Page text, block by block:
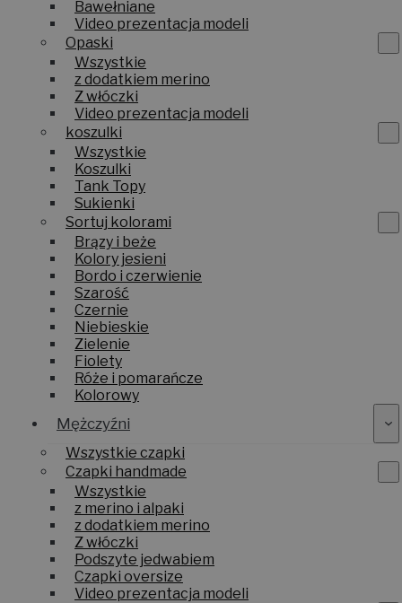
Bawełniane
Video prezentacja modeli
Opaski
Wszystkie
z dodatkiem merino
Z włóczki
Video prezentacja modeli
koszulki
Wszystkie
Koszulki
Tank Topy
Sukienki
Sortuj kolorami
Brązy i beże
Kolory jesieni
Bordo i czerwienie
Szarość
Czernie
Niebieskie
Zielenie
Fiolety
Róże i pomarańcze
Kolorowy
Mężczyźni
Wszystkie czapki
Czapki handmade
Wszystkie
z merino i alpaki
z dodatkiem merino
Z włóczki
Podszyte jedwabiem
Czapki oversize
Video prezentacja modeli